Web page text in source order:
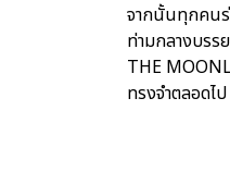
จากนั้นทุกคนร่
ท่ามกลางบรร
THE
ทรงจำตลอดไป